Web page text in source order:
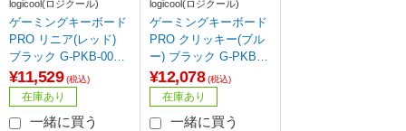
logicool(ロジクール)
ゲーミングキーボード
PRO リニア(レッド)
ブラック G-PKB-002L
N ［有線 /USB］
¥11,529 (税込)
在庫あり
一緒に買う
logicool(ロジクール)
ゲーミングキーボード
PRO クリッキー(ブル
ー) ブラック G-PKB-0
02CK ［有線 /USB］
¥12,078 (税込)
在庫あり
一緒に買う